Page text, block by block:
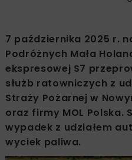
7 października 2025 r.
Podróżnych Mała
ekspresowej S7
służb ratowniczych z
Straży Pożarnej w
oraz firmy MOL Polska.
wypadek z udziałem
wyciek paliwa.